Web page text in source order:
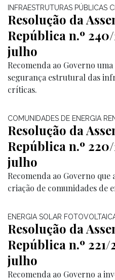
INFRAESTRUTURAS PÚBLICAS
Resolução da
República n.º
julho
Recomenda ao Governo
segurança estrutural das
críticas.
COMUNIDADES DE ENERGIA
Resolução da
República n.º
julho
Recomenda ao Governo
criação de comunidades de
ENERGIA SOLAR
Resolução da
República n.º 221/
julho
Recomenda ao Governo a